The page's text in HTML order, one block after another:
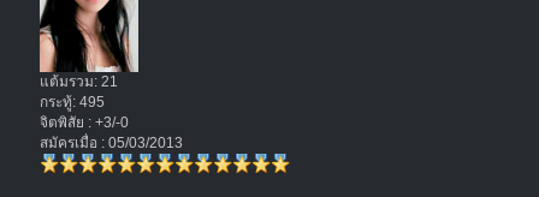
แต้มรวม: 21
กระทู้: 495
จิตพิสัย : +3/-0
สมัครเมื่อ : 05/03/2013